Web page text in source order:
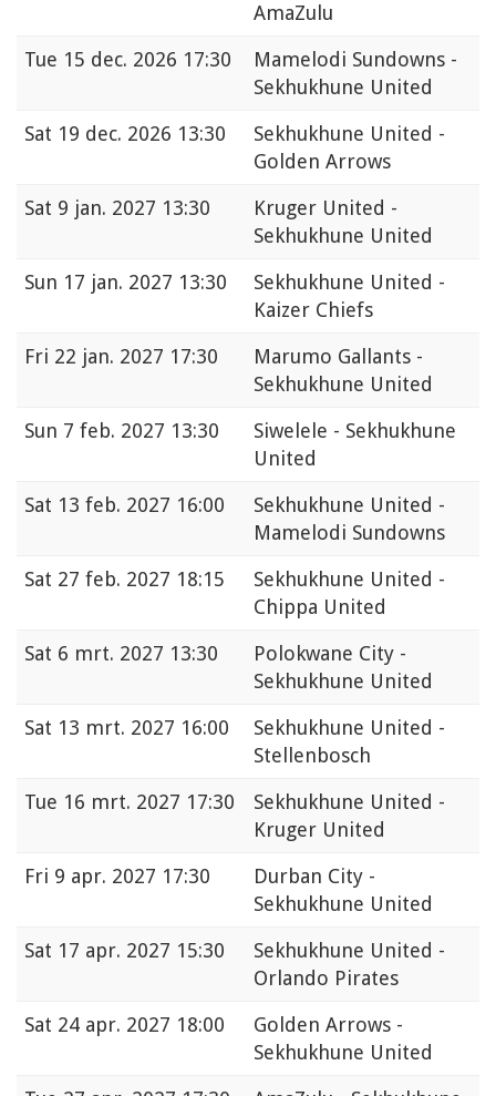
AmaZulu
Tue 15 dec. 2026 17:30
Mamelodi Sundowns -
Sekhukhune United
Sat 19 dec. 2026 13:30
Sekhukhune United -
Golden Arrows
Sat 9 jan. 2027 13:30
Kruger United -
Sekhukhune United
Sun 17 jan. 2027 13:30
Sekhukhune United -
Kaizer Chiefs
Fri 22 jan. 2027 17:30
Marumo Gallants -
Sekhukhune United
Sun 7 feb. 2027 13:30
Siwelele - Sekhukhune
United
Sat 13 feb. 2027 16:00
Sekhukhune United -
Mamelodi Sundowns
Sat 27 feb. 2027 18:15
Sekhukhune United -
Chippa United
Sat 6 mrt. 2027 13:30
Polokwane City -
Sekhukhune United
Sat 13 mrt. 2027 16:00
Sekhukhune United -
Stellenbosch
Tue 16 mrt. 2027 17:30
Sekhukhune United -
Kruger United
Fri 9 apr. 2027 17:30
Durban City -
Sekhukhune United
Sat 17 apr. 2027 15:30
Sekhukhune United -
Orlando Pirates
Sat 24 apr. 2027 18:00
Golden Arrows -
Sekhukhune United